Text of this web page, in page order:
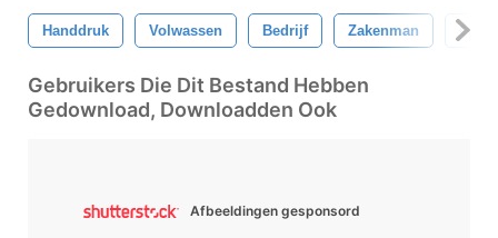
Handdruk Volwassen Bedrijf Zakenman
Gebruikers Die Dit Bestand Hebben
Gedownload, Downloadden Ook
Afbeeldingen gesponsord